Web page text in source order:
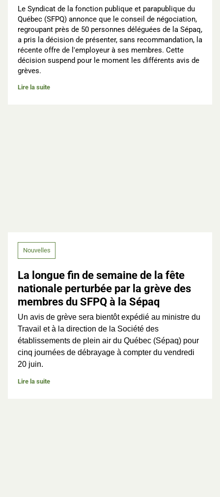
Le Syndicat de lafonction publique et parapublique du
Québec (SFPQ) annonce que le conseil de négociation,
regroupant près de 50 personnes déléguées de la Sépaq,
a pris la décision de présenter, sans recommandation, la
récente offre de l'employeur à ses membres. Cette
décision suspend pour le moment les différents avis de
grèves.
Lire la suite
Nouvelles
La longue fin de semaine de la fête
nationale perturbée par la grève des
membres du SFPQ à la Sépaq
Un avis de grève sera bientôt expédié au ministre du
Travail et à la direction de la Société des
établissements de plein air du Québec (Sépaq) pour
cinq journées de débrayage à compter du vendredi
20 juin.
Lire la suite